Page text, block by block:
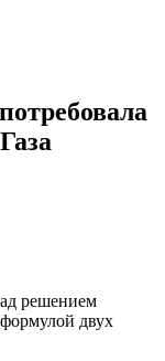
решением
двух